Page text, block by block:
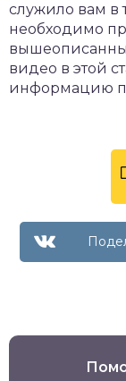
служило вам в
необходимо
видео в этой
информацию